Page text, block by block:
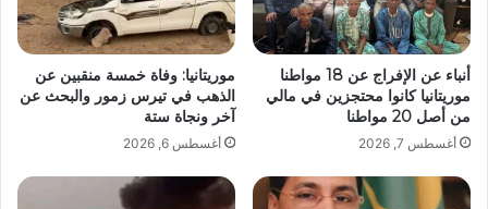
أنباء عن الإفراج عن 18 مواطنا
موريتانيا كانوا محتجزين في مالي
من أصل 20 مواطنا
أغسطس 7, 2026
موريتانيا: وفاة خمسة منقبين عن
الذهب في تيرس زمور والبحث عن
آخر ونجاة ستة
أغسطس 6, 2026